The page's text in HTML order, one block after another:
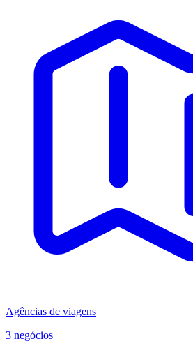
Agências de viagens
3 negócios